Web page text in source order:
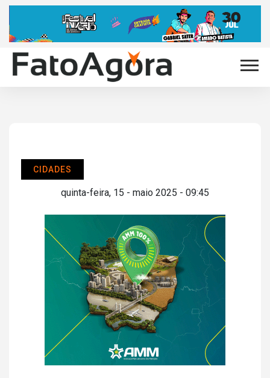
CIDADES
quinta-feira, 15 - maio 2025 - 09:45